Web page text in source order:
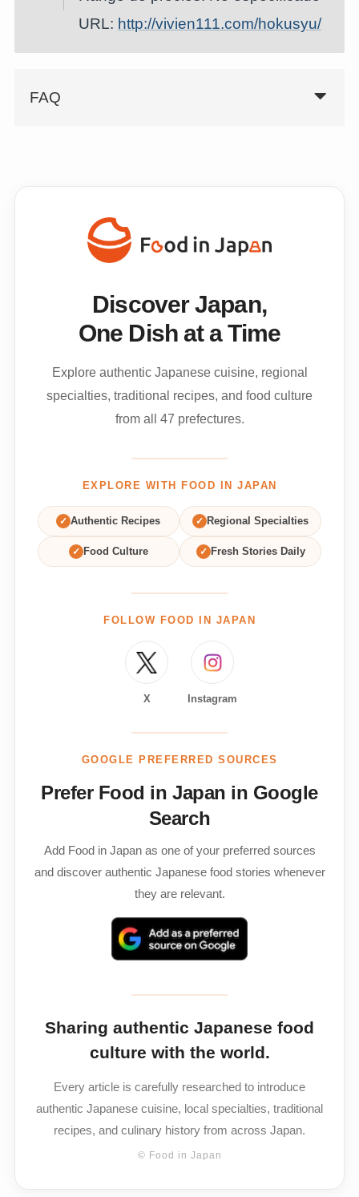
URL: http://vivien111.com/hokusyu/
FAQ
Discover Japan,
One Dish at a Time
Explore authentic Japanese cuisine, regional
specialties, traditional recipes, and food culture
from all 47 prefectures.
EXPLORE WITH FOOD IN JAPAN
✓ Authentic Recipes ✓ Regional Specialties
✓ Food Culture ✓ Fresh Stories Daily
FOLLOW FOOD IN JAPAN
X Instagram
GOOGLE PREFERRED SOURCES
Prefer Food in Japan in Google
Search
Add Food in Japan as one of your preferred sources
and discover authentic Japanese food stories whenever
they are relevant.
Sharing authentic Japanese food
culture with the world.
Every article is carefully researched to introduce
authentic Japanese cuisine, local specialties, traditional
recipes, and culinary history from across Japan.
© Food in Japan